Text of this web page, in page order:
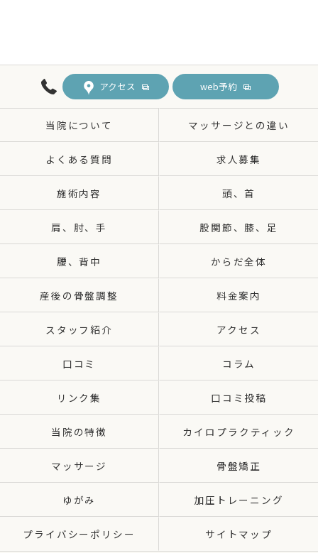
アクセス web予約
当院について マッサージとの違い
よくある質問 求人募集
施術内容 頭、首
肩、肘、手 股関節、膝、足
腰、背中 からだ全体
産後の骨盤調整 料金案内
スタッフ紹介 アクセス
口コミ コラム
リンク集 口コミ投稿
当院の特徴 カイロプラクティック
マッサージ 骨盤矯正
ゆがみ 加圧トレーニング
プライバシーポリシー サイトマップ